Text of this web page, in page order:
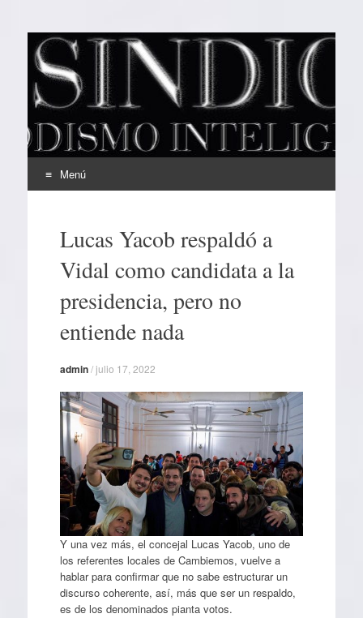
EL SINDICAL
Periodismo Inteligente
Menú
contenidoLucas Yacob respaldó a
Vidal como candidata a la
presidencia, pero no
entiende nada
admin/julio 17, 2022
Y una vez más, el concejal Lucas Yacob, uno de
los referentes locales de Cambiemos, vuelve a
hablar para confirmar que no sabe estructurar un
discurso coherente, así, más que ser un respaldo,
es de los denominados pianta votos.